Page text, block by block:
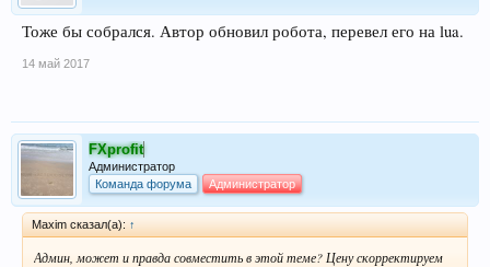
Тоже бы собрался. Автор обновил робота, перевел его на lua.
14 май 2017
FXprofit
Администратор
Команда форума
Администратор
Maxim сказал(а): ↑
Админ, может и правда совместить в этой теме? Цену скорректируем